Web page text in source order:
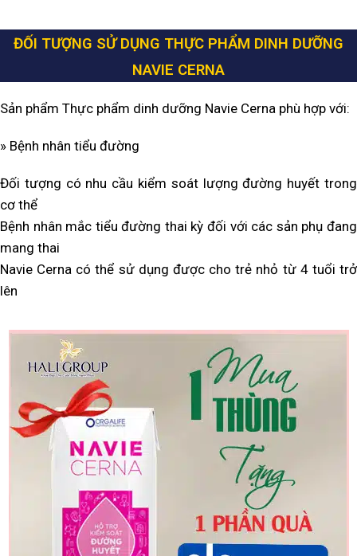
ĐỐI TƯỢNG SỬ DỤNG THỰC PHẨM DINH DƯỠNG
NAVIE CERNA
Sản phẩm Thực phẩm dinh dưỡng Navie Cerna phù hợp với:
» Bệnh nhân tiểu đường
Đối tượng có nhu cầu kiểm soát lượng đường huyết trong
cơ thể
Bệnh nhân mắc tiểu đường thai kỳ đối với các sản phụ đang
mang thai
Navie Cerna có thể sử dụng được cho trẻ nhỏ từ 4 tuổi trở
lên